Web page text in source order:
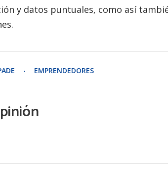
y datos puntuales, como así
EMPRENDEDORES